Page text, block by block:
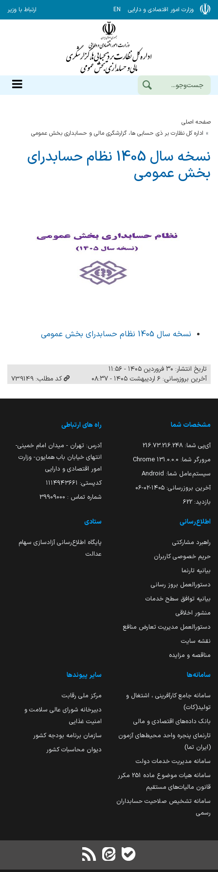
وزارت امور اقتصادی و دارایی EN ارتباط با وزیر
صفحه اصلی
اداره کل نظارت بر ذی حسابی ها، گزارشگری مالی و حسابداری بخش عمومی
نسخه سال 1405 نظام حسابدرای
بخش عمومی
نسخه سال 1405 نظام حسابدرای بخش عمومی
تاریخ انتشار: ۳۰ فروردین ۱۴۰۵ - ۱۱:۵۶
آخرین بروزرسانی: ۶ اردیبهشت ۱۴۰۵ - ۰۸:۳۷
کد مطلب: 739149
مشخصات شما
آی‌پی شما: 216.73.216.248
مرورگر شما: 131.0.0.0 Chrome
سیستم‌عامل شما: Android
آخرین بروزرسانی: ۱۴۰۵-۰۲-۰۶
بازدید: 622
راه های ارتباطی
آدرس: تهران - میدان امام خمینی-
انتهای خیابان باب همایون- وزارت
امور اقتصادی و دارایی
کدپستی: ۱۱۱۴۹۴۳۶۶۱
شماره تماس : 39909000
اطلاع‌رسانی
راهبرد مشارکتی
حریم خصوصی کاربران
بیانیه تارنما
دستورالعمل بروز رسانی
بیانیه توافق سطح خدمات
منشور اخلاقی
دستورالعمل مدیریت تعارض منافع
نقشه سایت
مناقصه و مزایده
ستادی
پایگاه اطلاع‌رسانی آزادسازی سهام
عدالت
سامانه‌ها
سامانه جامع کارآفرینی ، اشتغال و
تولید(کات)
بانک داده‌های اقتصادی و مالی
تارنمای پنجره واحد محیط‌های آزمون
(ایران تما)
سامانه مدیریت خدمات دولت
سامانه هیات موضوع ماده 251 مکرر
قانون مالیات‌های مستقیم
سامانه تشخیص صلاحیت حسابداران
رسمی
سایر پیوندها
مرکز ملی رقابت
دبیرخانه شورای عالی سلامت و
امنیت غذایی
سازمان برنامه بودجه کشور
دیوان محاسبات کشور